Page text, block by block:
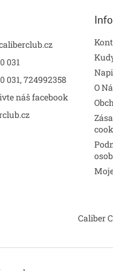
031
031, 724992358
náš facebook
O
Caliber